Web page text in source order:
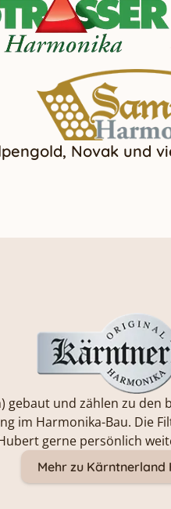
Novak und
und zählen zu
im Harmonika-Bau. Die
gerne persönlich
Mehr zu Kärntnerland